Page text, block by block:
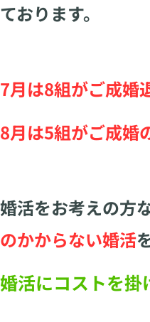
ております。
7月は8組がご成婚
8月は5組がご成婚
婚活をお考えの方
のかからない婚活
婚活にコストを掛